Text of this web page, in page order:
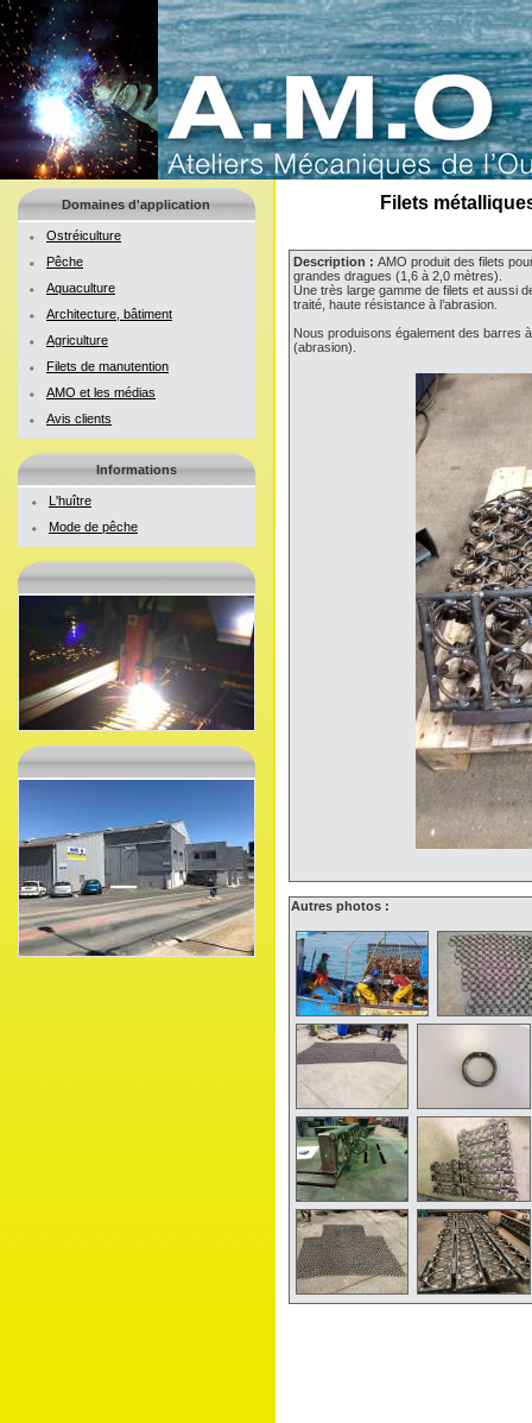
Domaines d'application
Ostréiculture
Pêche
Aquaculture
Architecture, bâtiment
Agriculture
Filets de manutention
AMO et les médias
Avis clients
Informations
L'huître
Mode de pêche
Filets
Description : AMO produit des filets
grandes dragues (1,6 à 2,0 mètres).
Une très large gamme de filets et aussi
traité, haute résistance à l’abrasion.
Nous produisons également des barres
(abrasion).
Autres photos :